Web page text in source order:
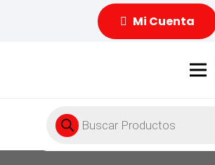
Mi Cuenta
Búsqueda
de
productos